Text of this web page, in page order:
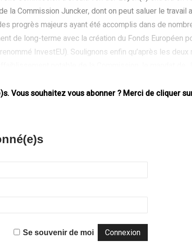
la Commission Juncker, dont on peut saluer le travail
progrès majeurs ayant été accomplis dans de
de long-terme avec la création du Fonds Européen
InvestEU). Soulignons enfin qu’après les deux
Vous souhaitez vous abonner ? Merci de cliquer
Se souvenir de moi